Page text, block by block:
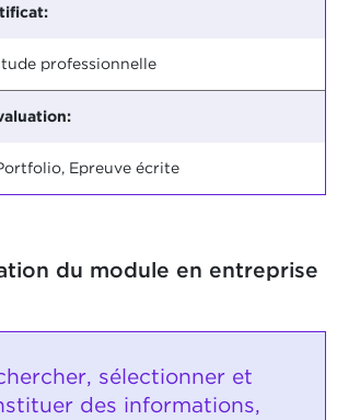
professionnelle
Epreuve écrite
du module en entreprise
sélectionner et
des informations,